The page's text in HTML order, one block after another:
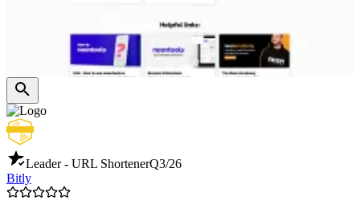
Leader - URL ShortenerQ3/26
Bitly